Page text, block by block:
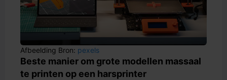
Afbeelding Bron: pexels
Beste manier om grote modellen massaal
te printen op een harsprinter